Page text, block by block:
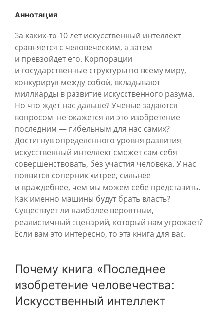
Аннотация
За каких-то 10 лет искусственный интеллект
сравняется с человеческим, а затем
и превзойдет его. Корпорации
и государственные структуры по всему миру,
конкурируя между собой, вкладывают
миллиарды в развитие искусственного разума.
Но что ждет нас дальше? Ученые задаются
вопросом: не окажется ли это изобретение
последним — гибельным для нас самих?
Достигнув определенного уровня развития,
искусственный интеллект сможет сам себя
совершенствовать, без участия человека. У нас
появится соперник хитрее, сильнее
и враждебнее, чем мы можем себе представить.
Как именно машины будут брать власть?
Существует ли наиболее вероятный,
реалистичный сценарий, который нам угрожает?
Если вам это интересно, то эта книга для вас.
Почему книга «Последнее
изобретение человечества:
Искусственный интеллект